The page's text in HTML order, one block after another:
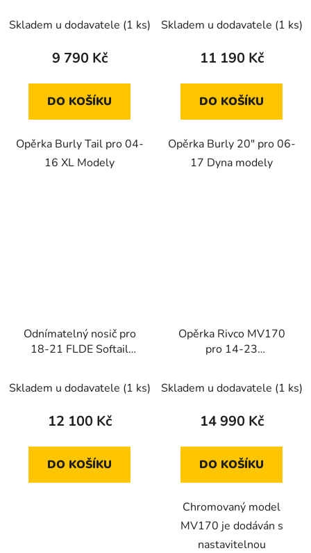
Skladem u dodavatele (1 ks)
9 790 Kč
DO KOŠÍKU
Opěrka Burly Tail pro 04-
16 XL Modely
Skladem u dodavatele (1 ks)
11 190 Kč
DO KOŠÍKU
Opěrka Burly 20" pro 06-
17 Dyna modely
Odnímatelný nosič pro
18-21 FLDE Softail
Skladem u dodavatele (1 ks)
12 100 Kč
DO KOŠÍKU
Opěrka Rivco MV170
pro 14-23
Skladem u dodavatele (1 ks)
14 990 Kč
DO KOŠÍKU
Chromovaný model
MV170 je dodáván s
nastavitelnou